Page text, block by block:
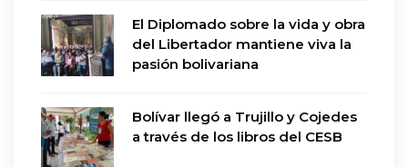
El Diplomado sobre la vida y obra
del Libertador mantiene viva la
pasión bolivariana
Bolívar llegó a Trujillo y Cojedes
a través de los libros del CESB